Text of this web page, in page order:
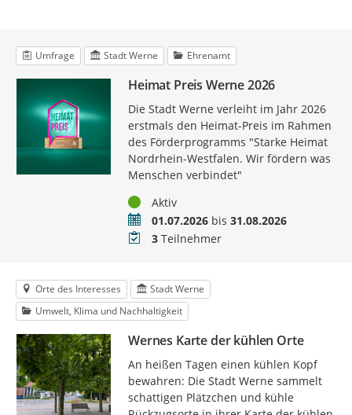
Umfrage Stadt Werne Ehrenamt
Heimat Preis Werne 2026
Die Stadt Werne verleiht im Jahr 2026
erstmals den Heimat-Preis im Rahmen
des Förderprogramms "Starke Heimat
Nordrhein-Westfalen. Wir fördern was
Menschen verbindet"
StatusAktiv
Zeitraum01.07.2026bis 31.08.2026
Teilnehmer
3Teilnehmer
Orte des Interesses
Stadt Werne
Umwelt, Klima und Nachhaltigkeit
Wernes Karte der kühlen Orte
An heißen Tagen einen kühlen Kopf
bewahren: Die Stadt Werne sammelt
schattigen Plätzchen und kühle